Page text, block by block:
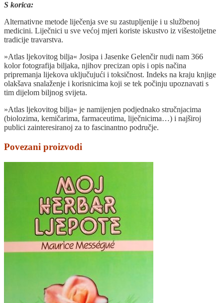
S korica:
Alternativne metode liječenja sve su zastupljenije i u službenoj
medicini. Liječnici u sve većoj mjeri koriste iskustvo iz višestoljetne
tradicije travarstva.
»Atlas ljekovitog bilja« Josipa i Jasenke Gelenčir nudi nam 366
kolor fotografija biljaka, njihov precizan opis i opis načina
pripremanja lijekova uključujući i toksičnost. Indeks na kraju knjige
olakšava snalaženje i korisnicima koji se tek počinju upoznavati s
tim dijelom biljnog svijeta.
»Atlas ljekovitog bilja« je namijenjen podjednako stručnjacima
(biolozima, kemičarima, farmaceutima, liječnicima…) i najširoj
publici zainteresiranoj za to fascinantno područje.
Povezani proizvodi